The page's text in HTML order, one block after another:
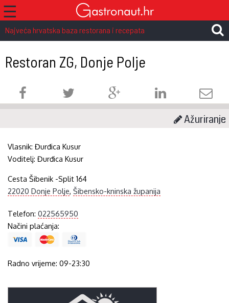
☰
Najveća hrvatska baza restorana i recepata
Restoran ZG, Donje Polje
Ažuriranje
Vlasnik:Đurđica Kusur
Voditelj:Đurđica Kusur
Cesta Šibenik -Split 164
22020 Donje Polje,Šibensko-kninska županija
Telefon:022565950
Načini plaćanja:
Radno vrijeme: 09-23:30